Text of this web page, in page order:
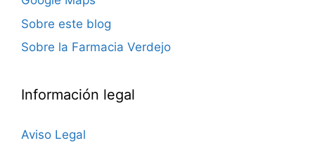
Sobre este blog
Sobre la Farmacia Verdejo
Información legal
Aviso Legal